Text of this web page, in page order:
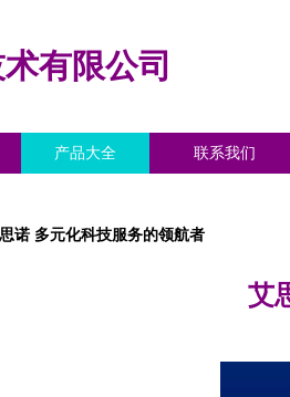
有限公司
产品大全 联系我们
诺 多元化科技服务的领航者
艾